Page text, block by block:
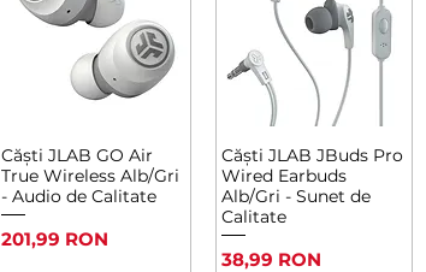
Afișare rapidă
Căști JLAB GO Air
True Wireless Alb/Gri
- Audio de Calitate
Preț
201,99 RON
Afișare rapidă
Căști JLAB JBuds Pro
Wired Earbuds
Alb/Gri - Sunet de
Calitate
Preț
38,99 RON